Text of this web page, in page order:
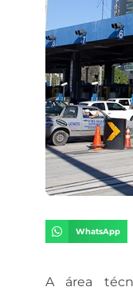
WhatsApp
A área